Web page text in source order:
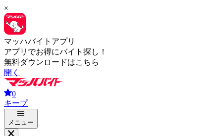
×
マッハバイトアプリ
アプリでお得にバイト探し！
無料ダウンロードはこちら
開く
0
キープ
メニュー